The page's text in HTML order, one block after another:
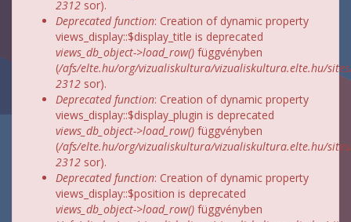
2312 sor).
Deprecated function: Creation of dynamic property
views_display::$display_title is deprecated
views_db_object->load_row() függvényben
(/afs/elte.hu/org/vizualiskultura/vizualiskultura.elte.hu/
2312 sor).
Deprecated function: Creation of dynamic property
views_display::$display_plugin is deprecated
views_db_object->load_row() függvényben
(/afs/elte.hu/org/vizualiskultura/vizualiskultura.elte.hu/
2312 sor).
Deprecated function: Creation of dynamic property
views_display::$position is deprecated
views_db_object->load_row() függvényben